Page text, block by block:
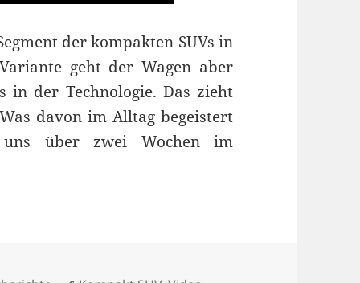
der kompakten SUVs in
geht der Wagen aber
in der Technologie. Das zieht
davon im Alltag begeistert
über zwei Wochen im